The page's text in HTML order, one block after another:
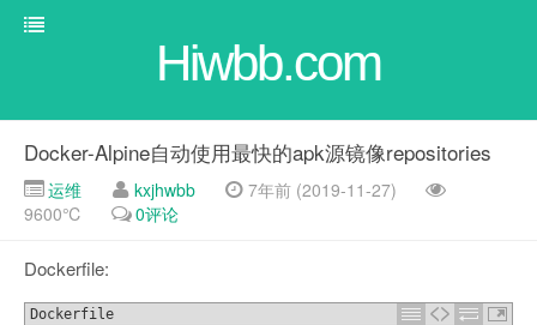
Hiwbb.com
Docker-Alpine自动使用最快的apk源镜像repositories
运维 kxjhwbb
7年前 (2019-11-27)
9600℃
0评论
Dockerfile:
Dockerfile